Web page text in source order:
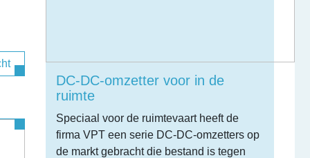
DC-DC-omzetter voor in de
ruimte
Speciaal voor de ruimtevaart heeft de
firma VPT een serie DC-DC-omzetters op
de markt gebracht die bestand is tegen